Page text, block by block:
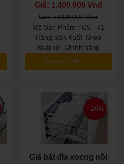
Giá: 1.400.000 Vnđ
Giá: 2.000.000 Vnđ
Mã Sản Phẩm : CS - 71
Hãng Sản Xuất: Grob
Xuất xứ: Chính hãng
Xem chi tiết
- 20%
Giá bát đĩa xoong nồi